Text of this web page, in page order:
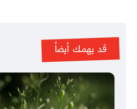
قد يهمك أيضاً